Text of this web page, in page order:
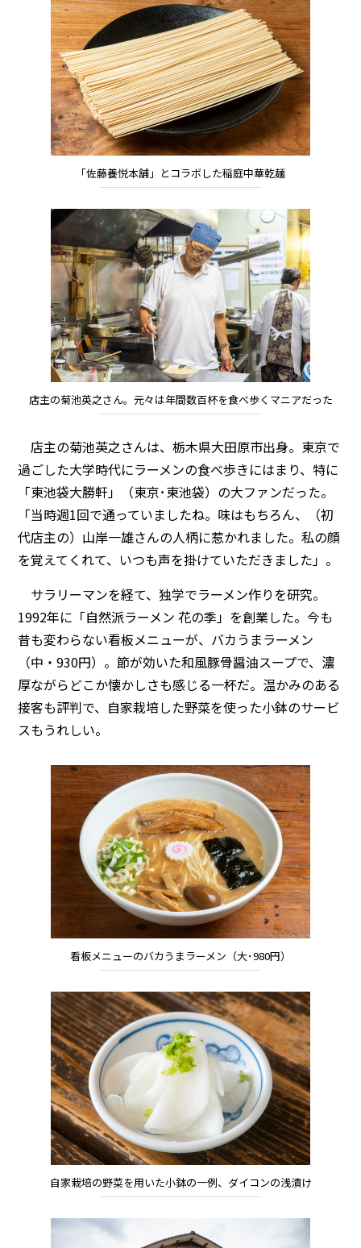
「佐藤養悦本舗」とコラボした稲庭中華乾麺
店主の菊池英之さん。元々は年間数百杯を食べ歩くマニアだった
店主の菊池英之さんは、栃木県大田原市出身。東京で
過ごした大学時代にラーメンの食べ歩きにはまり、特に
「東池袋大勝軒」（東京･東池袋）の大ファンだった。
「当時週1回で通っていましたね。味はもちろん、（初
代店主の）山岸一雄さんの人柄に惹かれました。私の顔
を覚えてくれて、いつも声を掛けていただきました」。
サラリーマンを経て、独学でラーメン作りを研究。
1992年に「自然派ラーメン 花の季」を創業した。今も
昔も変わらない看板メニューが、バカうまラーメン
（中・930円）。節が効いた和風豚骨醤油スープで、濃
厚ながらどこか懐かしさも感じる一杯だ。温かみのある
接客も評判で、自家栽培した野菜を使った小鉢のサービ
スもうれしい。
看板メニューのバカうまラーメン（大･980円）
自家栽培の野菜を用いた小鉢の一例、ダイコンの浅漬け